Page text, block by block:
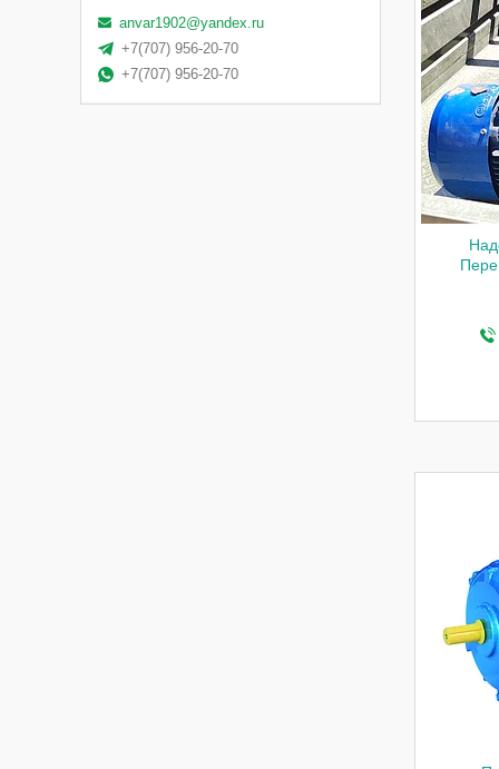
anvar1902@yandex.ru
+7(707) 956-20-70
+7(707) 956-20-70